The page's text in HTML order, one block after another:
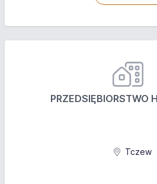
PRZEDSIĘBIORSTWO
Tczew